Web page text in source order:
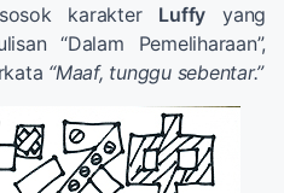
karakter Luffy yang
“Dalam Pemeliharaan”,
“Maaf, tunggu sebentar.”